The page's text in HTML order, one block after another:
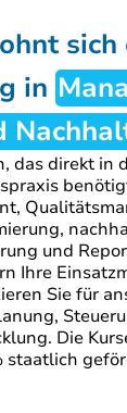
sich
in
das direkt in
und
Ihre
Sie für
Die
staatlich